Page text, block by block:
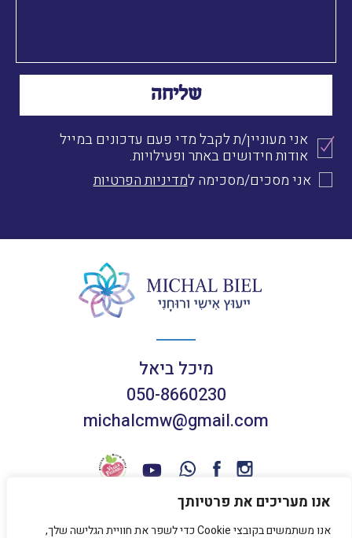
אנו מעריכים את פרטיותך
אנו משתמשים בקובצי Cookie כדי לשפר את חוויית הגלישה שלך,
אני מעוניין/ת לקבל מדי פעם עדכונים במייל
אודות חידושים באתר ופעילויות.
אני מסכים/מסכימה למדיניות הפרטיות
מיכל ביאל
050-8660230
michalcmw@gmail.com